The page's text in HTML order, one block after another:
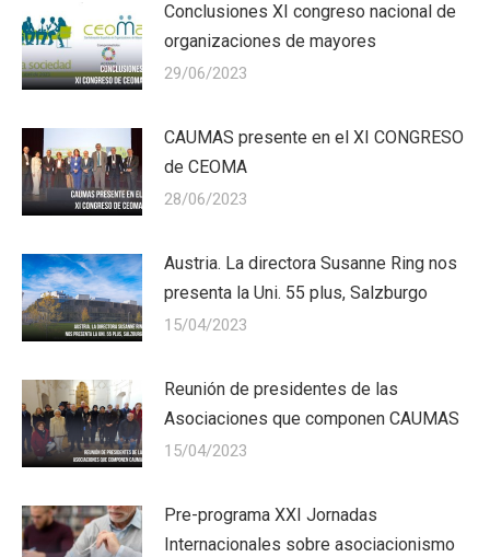
Conclusiones XI congreso nacional de
organizaciones de mayores
29/06/2023
CAUMAS presente en el XI CONGRESO
de CEOMA
28/06/2023
Austria. La directora Susanne Ring nos
presenta la Uni. 55 plus, Salzburgo
15/04/2023
Reunión de presidentes de las
Asociaciones que componen CAUMAS
15/04/2023
Pre-programa XXI Jornadas
Internacionales sobre asociacionismo